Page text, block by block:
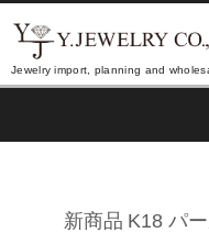
Jewelry import, planning and
新商品 K18 パ